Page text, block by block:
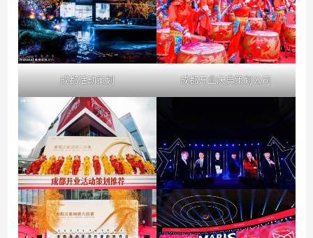
成都活动策划 成都开业庆典策划公司